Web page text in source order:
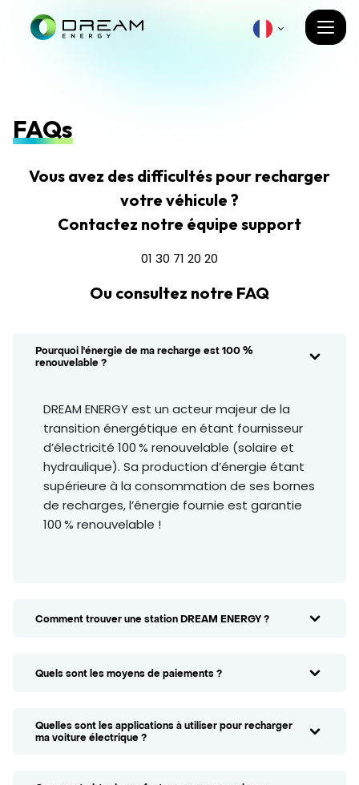
FAQs
Vous avez des difficultés pour recharger
votre véhicule ?
Contactez notre équipe support
01 30 71 20 20
Ou consultez notre FAQ
Pourquoi l'énergie de ma recharge est 100 %
renouvelable ?
DREAM ENERGY est un acteur majeur de la
transition énergétique en étant fournisseur
d’électricité 100 % renouvelable (solaire et
hydraulique). Sa production d’énergie étant
supérieure à la consommation de ses bornes
de recharges, l’énergie fournie est garantie
100 % renouvelable !
Comment trouver une station DREAM ENERGY ?
Quels sont les moyens de paiements ?
Quelles sont les applications à utiliser pour recharger
ma voiture électrique ?